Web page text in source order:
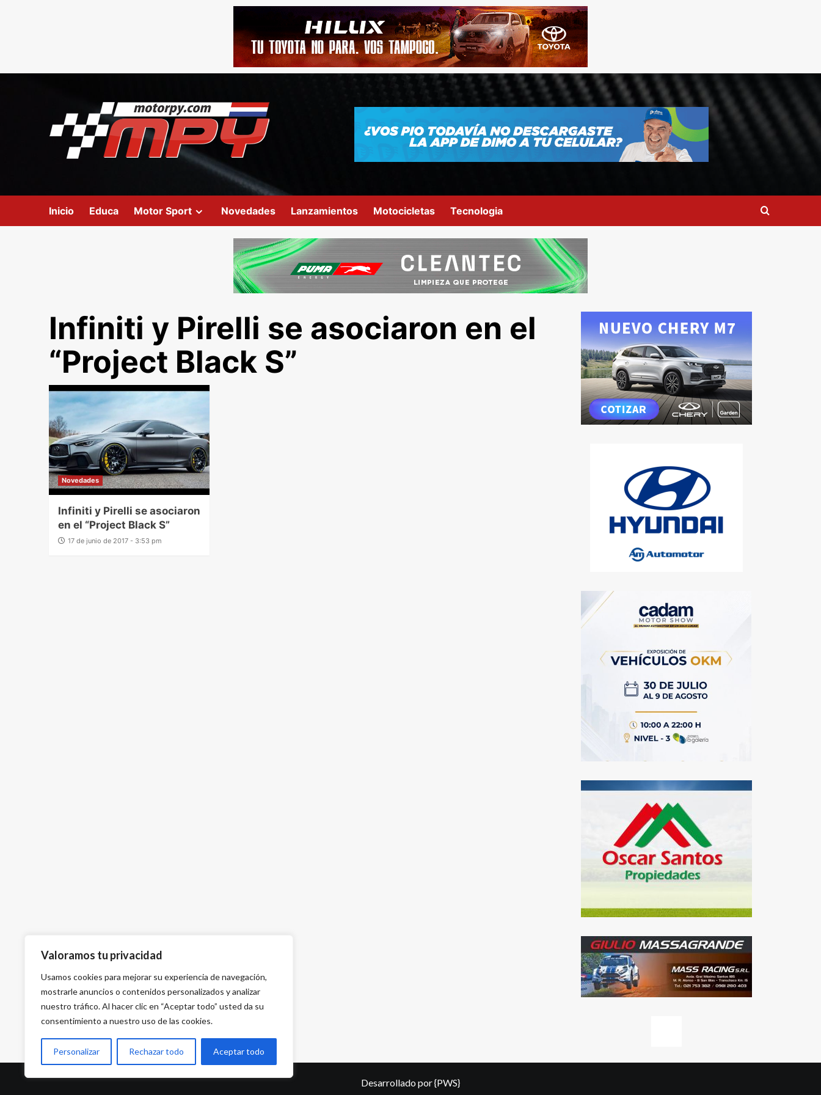
Valoramos tu privacidad
Usamos cookies para mejorar su experiencia de navegación,
mostrarle anuncios o contenidos personalizados y analizar
nuestro tráfico. Al hacer clic en “Aceptar todo” usted da su
consentimiento a nuestro uso de las cookies.
Personalizar Rechazar todo Aceptar todo
Inicio Educa Motor Sport Novedades Lanzamientos Motocicletas Tecnologia
Infiniti y Pirelli se asociaron en el
“Project Black S”
Novedades
Infiniti y Pirelli se asociaron
en el “Project Black S”
17 de junio de 2017 - 3:53 pm
Desarrollado por{PWS}